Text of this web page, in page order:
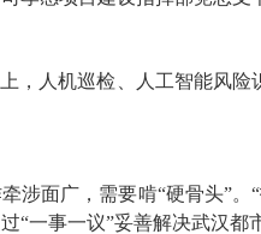
人机巡检、人工智能风险
面广，需要啃“硬骨头”。“
“一事一议”妥善解决武汉